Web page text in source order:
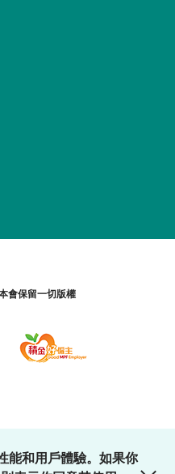
會保留一切版權
能和用戶體驗。如果你
close cookies alert